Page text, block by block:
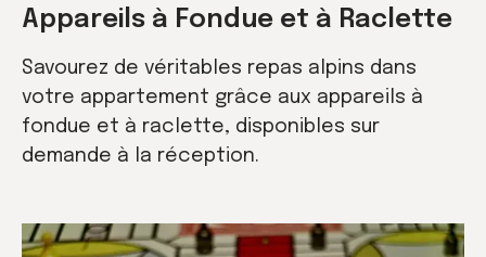
Appareils à Fondue et à Raclette
Savourez de véritables repas alpins dans
votre appartement grâce aux appareils à
fondue et à raclette, disponibles sur
demande à la réception.